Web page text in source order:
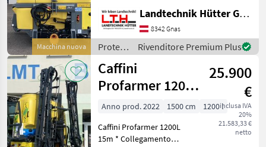
Macchina nuova
Beschichtung und
Epoxystaub lackiert -
separate Klappung - Pumpe
150l/min - 3-Fach
Düsenkopf
Landtechnik Hütter GmbH & Co KG
8342 Gnas
Protezione
piante /
Caffini
Rivenditore Premium Plus
Caffini
Profarmer 1200L
15m
25.900
€
inclusa IVA
20%
21.583,33 €
netto
Anno prod. 2022 1500 cm
1200 l
Caffini Profarmer 1200L
15m * Collegamento